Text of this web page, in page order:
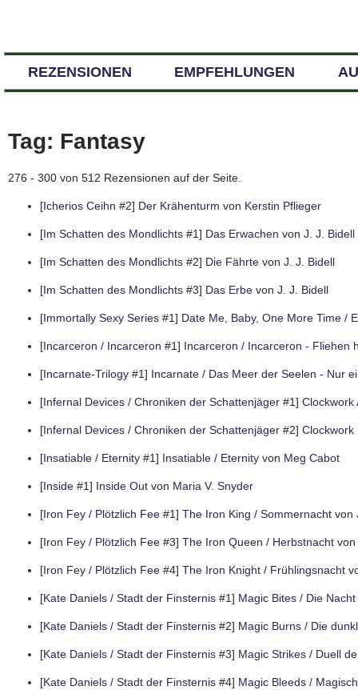
REZENSIONEN EMPFEHLUNGEN
Tag: Fantasy
276 - 300 von 512 Rezensionen auf der Seite.
[Icherios Ceihn #2] Der Krähenturm von Kerstin Pflieger
[Im Schatten des Mondlichts #1] Das Erwachen von J. J. Bidell
[Im Schatten des Mondlichts #2] Die Fährte von J. J. Bidell
[Im Schatten des Mondlichts #3] Das Erbe von J. J. Bidell
[Immortally Sexy Series #1] Date Me, Baby, One More Time /
[Incarceron / Incarceron #1] Incarceron / Incarceron - Fliehen
[Incarnate-Trilogy #1] Incarnate / Das Meer der Seelen - Nur
[Infernal Devices / Chroniken der Schattenjäger #1] Clockwork
[Infernal Devices / Chroniken der Schattenjäger #2] Clockwork
[Insatiable / Eternity #1] Insatiable / Eternity von Meg Cabot
[Inside #1] Inside Out von Maria V. Snyder
[Iron Fey / Plötzlich Fee #1] The Iron King / Sommernacht von
[Iron Fey / Plötzlich Fee #3] The Iron Queen / Herbstnacht von
[Iron Fey / Plötzlich Fee #4] The Iron Knight / Frühlingsnacht
[Kate Daniels / Stadt der Finsternis #1] Magic Bites / Die
[Kate Daniels / Stadt der Finsternis #2] Magic Burns / Die
[Kate Daniels / Stadt der Finsternis #3] Magic Strikes / Duell
[Kate Daniels / Stadt der Finsternis #4] Magic Bleeds /